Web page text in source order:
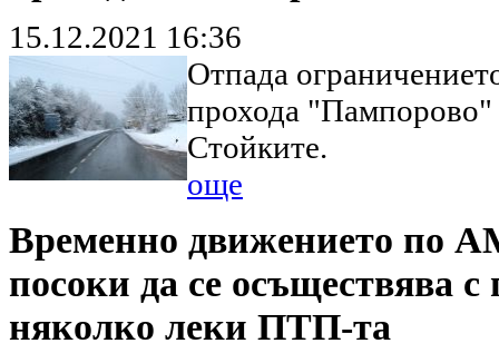
15.12.2021 16:36
Отпада
прохода
Стойките.
още
Временно движението по
посоки да се осъществява
няколко леки ПТП-та